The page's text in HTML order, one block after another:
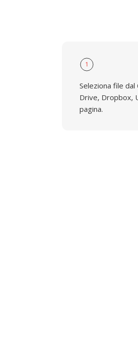
1
Seleziona file
Drive, Dropbox,
pagina.